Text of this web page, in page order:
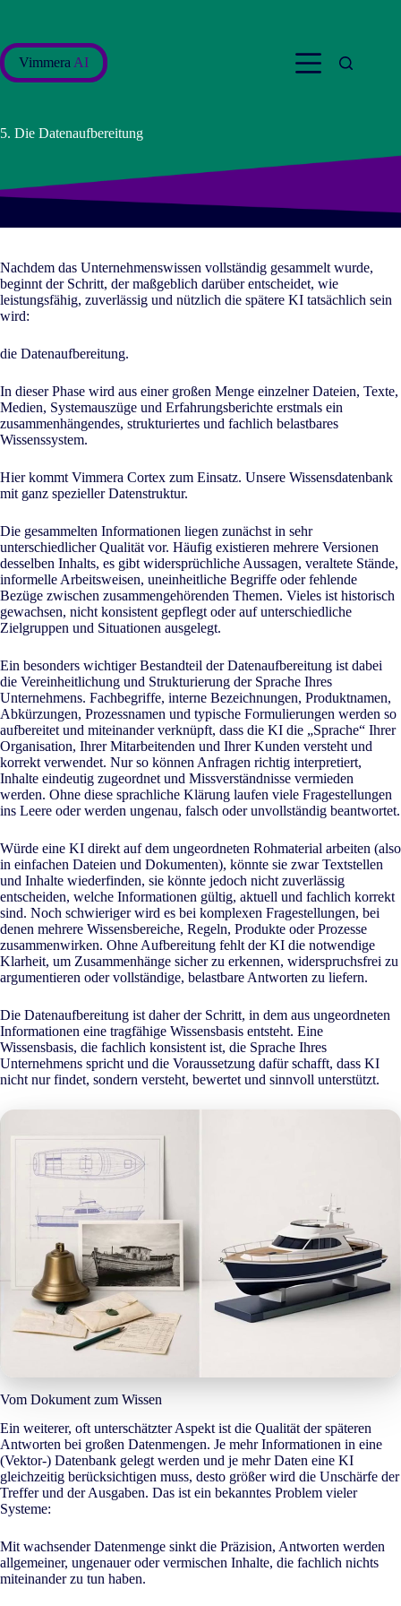
Vimmera AI
5. Die Datenaufbereitung
Nachdem das Unternehmenswissen vollständig gesammelt wurde,
beginnt der Schritt, der maßgeblich darüber entscheidet, wie
leistungsfähig, zuverlässig und nützlich die spätere KI tatsächlich sein
wird:
die Datenaufbereitung.
In dieser Phase wird aus einer großen Menge einzelner Dateien, Texte,
Medien, Systemauszüge und Erfahrungsberichte erstmals ein
zusammenhängendes, strukturiertes und fachlich belastbares
Wissenssystem.
Hier kommt Vimmera Cortex zum Einsatz. Unsere Wissensdatenbank
mit ganz spezieller Datenstruktur.
Die gesammelten Informationen liegen zunächst in sehr
unterschiedlicher Qualität vor. Häufig existieren mehrere Versionen
desselben Inhalts, es gibt widersprüchliche Aussagen, veraltete Stände,
informelle Arbeitsweisen, uneinheitliche Begriffe oder fehlende
Bezüge zwischen zusammengehörenden Themen. Vieles ist historisch
gewachsen, nicht konsistent gepflegt oder auf unterschiedliche
Zielgruppen und Situationen ausgelegt.
Ein besonders wichtiger Bestandteil der Datenaufbereitung ist dabei
die Vereinheitlichung und Strukturierung der Sprache Ihres
Unternehmens. Fachbegriffe, interne Bezeichnungen, Produktnamen,
Abkürzungen, Prozessnamen und typische Formulierungen werden so
aufbereitet und miteinander verknüpft, dass die KI die „Sprache“ Ihrer
Organisation, Ihrer Mitarbeitenden und Ihrer Kunden versteht und
korrekt verwendet. Nur so können Anfragen richtig interpretiert,
Inhalte eindeutig zugeordnet und Missverständnisse vermieden
werden. Ohne diese sprachliche Klärung laufen viele Fragestellungen
ins Leere oder werden ungenau, falsch oder unvollständig beantwortet.
Würde eine KI direkt auf dem ungeordneten Rohmaterial arbeiten (also
in einfachen Dateien und Dokumenten), könnte sie zwar Textstellen
und Inhalte wiederfinden, sie könnte jedoch nicht zuverlässig
entscheiden, welche Informationen gültig, aktuell und fachlich korrekt
sind. Noch schwieriger wird es bei komplexen Fragestellungen, bei
denen mehrere Wissensbereiche, Regeln, Produkte oder Prozesse
zusammenwirken. Ohne Aufbereitung fehlt der KI die notwendige
Klarheit, um Zusammenhänge sicher zu erkennen, widerspruchsfrei zu
argumentieren oder vollständige, belastbare Antworten zu liefern.
Die Datenaufbereitung ist daher der Schritt, in dem aus ungeordneten
Informationen eine tragfähige Wissensbasis entsteht. Eine
Wissensbasis, die fachlich konsistent ist, die Sprache Ihres
Unternehmens spricht und die Voraussetzung dafür schafft, dass KI
nicht nur findet, sondern versteht, bewertet und sinnvoll unterstützt.
Vom Dokument zum Wissen
Ein weiterer, oft unterschätzter Aspekt ist die Qualität der späteren
Antworten bei großen Datenmengen. Je mehr Informationen in eine
(Vektor-) Datenbank gelegt werden und je mehr Daten eine KI
gleichzeitig berücksichtigen muss, desto größer wird die Unschärfe der
Treffer und der Ausgaben. Das ist ein bekanntes Problem vieler
Systeme:
Mit wachsender Datenmenge sinkt die Präzision, Antworten werden
allgemeiner, ungenauer oder vermischen Inhalte, die fachlich nichts
miteinander zu tun haben.